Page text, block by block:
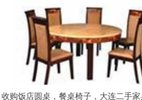
收购饭店圆桌，餐桌椅子，大连二手